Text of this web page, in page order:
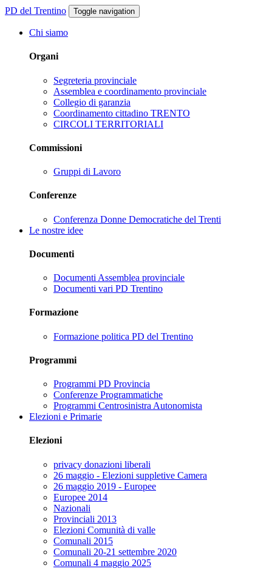
PD del Trentino Toggle navigation
Chi siamo
Organi
Segreteria provinciale
Assemblea e coordinamento provinciale
Collegio di garanzia
Coordinamento cittadino TRENTO
CIRCOLI TERRITORIALI
Commissioni
Gruppi di Lavoro
Conferenze
Conferenza Donne Democratiche del Trenti
Le nostre idee
Documenti
Documenti Assemblea provinciale
Documenti vari PD Trentino
Formazione
Formazione politica PD del Trentino
Programmi
Programmi PD Provincia
Conferenze Programmatiche
Programmi Centrosinistra Autonomista
Elezioni e Primarie
Elezioni
privacy donazioni liberali
26 maggio - Elezioni suppletive Camera
26 maggio 2019 - Europee
Europee 2014
Nazionali
Provinciali 2013
Elezioni Comunità di valle
Comunali 2015
Comunali 20-21 settembre 2020
Comunali 4 maggio 2025